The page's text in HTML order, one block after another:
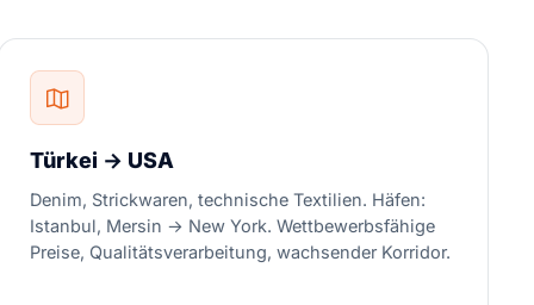
Türkei → USA
Denim, Strickwaren, technische Textilien. Häfen:
Istanbul, Mersin → New York. Wettbewerbsfähige
Preise, Qualitätsverarbeitung, wachsender Korridor.